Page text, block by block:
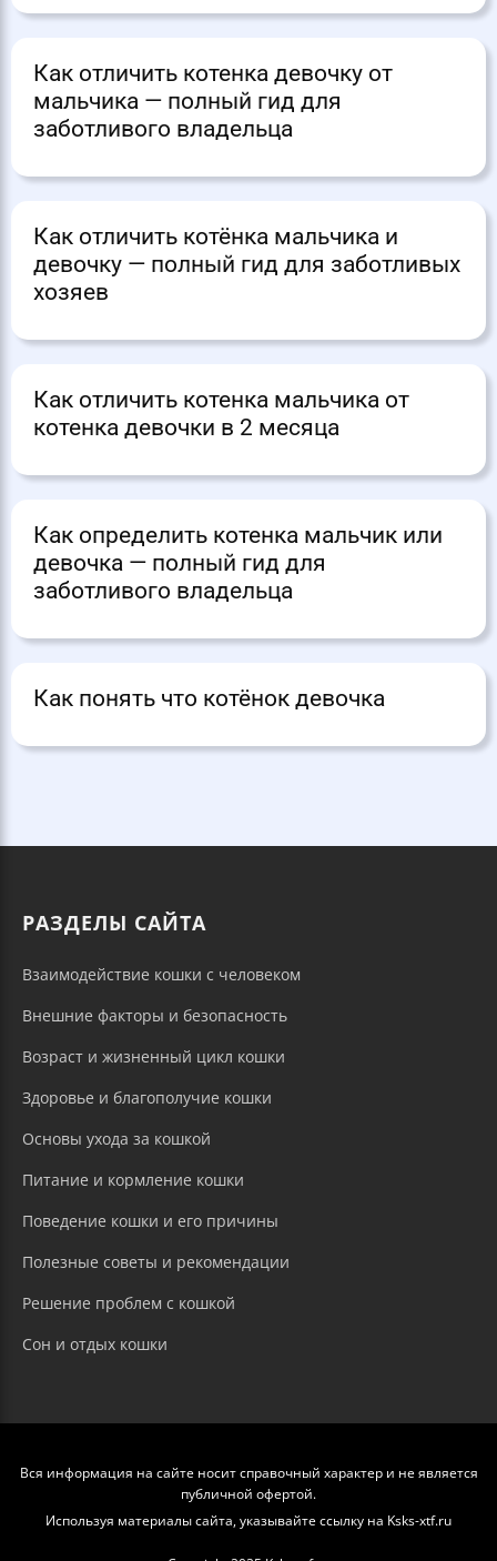
Как отличить котенка девочку от
мальчика — полный гид для
заботливого владельца
Как отличить котёнка мальчика и
девочку — полный гид для заботливых
хозяев
Как отличить котенка мальчика от
котенка девочки в 2 месяца
Как определить котенка мальчик или
девочка — полный гид для
заботливого владельца
Как понять что котёнок девочка
РАЗДЕЛЫ САЙТА
Взаимодействие кошки с человеком
Внешние факторы и безопасность
Возраст и жизненный цикл кошки
Здоровье и благополучие кошки
Основы ухода за кошкой
Питание и кормление кошки
Поведение кошки и его причины
Полезные советы и рекомендации
Решение проблем с кошкой
Сон и отдых кошки
Вся информация на сайте носит справочный характер и не является
публичной офертой.
Используя материалы сайта, указывайте ссылку на Ksks-xtf.ru